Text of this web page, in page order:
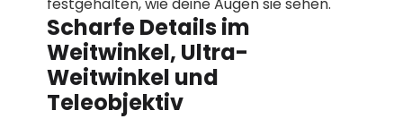
festgehalten, wie deine Augen sie sehen.
Scharfe Details im
Weitwinkel, Ultra-
Weitwinkel und
Teleobjektiv